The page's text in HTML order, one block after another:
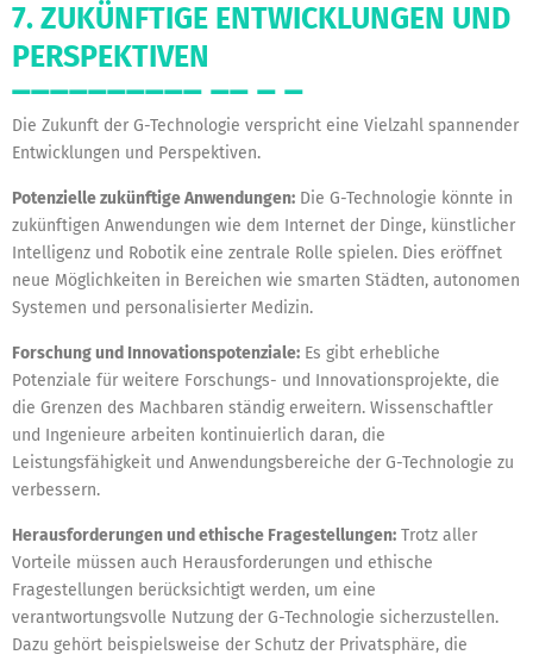
7. ZUKÜNFTIGE ENTWICKLUNGEN UND
PERSPEKTIVEN
Die Zukunft der G-Technologie verspricht eine Vielzahl spannender
Entwicklungen und Perspektiven.
Potenzielle zukünftige Anwendungen: Die G-Technologie könnte in
zukünftigen Anwendungen wie dem Internet der Dinge, künstlicher
Intelligenz und Robotik eine zentrale Rolle spielen. Dies eröffnet
neue Möglichkeiten in Bereichen wie smarten Städten, autonomen
Systemen und personalisierter Medizin.
Forschung und Innovationspotenziale: Es gibt erhebliche
Potenziale für weitere Forschungs- und Innovationsprojekte, die
die Grenzen des Machbaren ständig erweitern. Wissenschaftler
und Ingenieure arbeiten kontinuierlich daran, die
Leistungsfähigkeit und Anwendungsbereiche der G-Technologie zu
verbessern.
Herausforderungen und ethische Fragestellungen: Trotz aller
Vorteile müssen auch Herausforderungen und ethische
Fragestellungen berücksichtigt werden, um eine
verantwortungsvolle Nutzung der G-Technologie sicherzustellen.
Dazu gehört beispielsweise der Schutz der Privatsphäre, die